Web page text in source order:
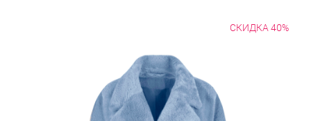
СКИДКА 40%